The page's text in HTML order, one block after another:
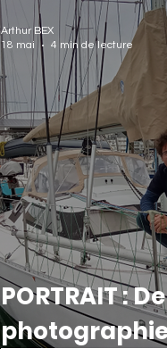
PORTRAIT :
Arthur BEX
18 mai
4 min de lecture